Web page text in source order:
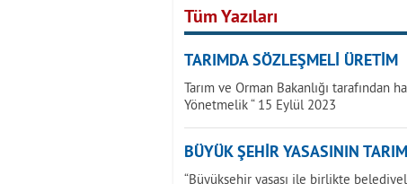
Tüm Yazıları
TARIMDA SÖZLEŞMELİ ÜRETİM
Tarım ve Orman Bakanlığı tarafından
Yönetmelik “ 15 Eylül 2023
BÜYÜK ŞEHİR YASASININ
“Büyükşehir yasası ile birlikte